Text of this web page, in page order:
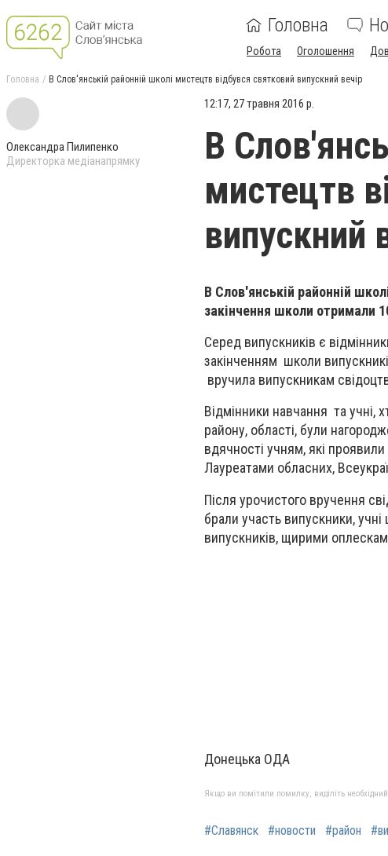
Головна
Робота Оголошення
Головна В Слов'янській районній школі мистецтв відбувся святковий випускний вечір
Олександра Пилипенко
Директорка медіанапрямку
12:17, 27 травня 2016 р.
В
мистецтв
випускний
В Слов'янській районній
закінчення школи отримали
Серед випускників є
закінченням школи
вручила випускникам
Відмінники навчання та учні,
району, області, були
вдячності учням, які
Лауреатами обласних,
Після урочистого вручення
брали участь випускники, учні
випускників, щирими
Донецька ОДА
Якщо ви помітили помилку, виділіть
#Славянск #новости #район